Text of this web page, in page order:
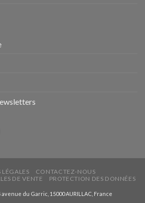
CONTACTEZ-NOUS
DE VENTE
PROTECTION DES DONNÉES
avenue du Garric, 15000 AURILLAC, France